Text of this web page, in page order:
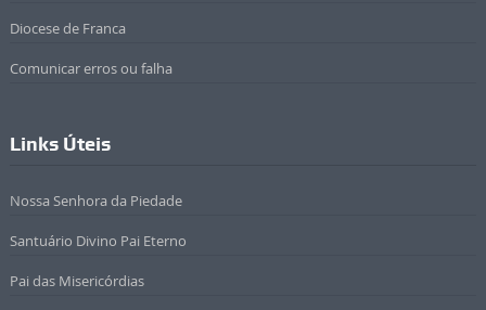
Diocese de Franca
Comunicar erros ou falha
Links Úteis
Nossa Senhora da Piedade
Santuário Divino Pai Eterno
Pai das Misericórdias